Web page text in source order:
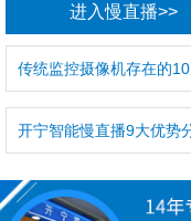
进入慢直播>>
传统监控摄像机存在的10
开宁智能慢直播9大优势